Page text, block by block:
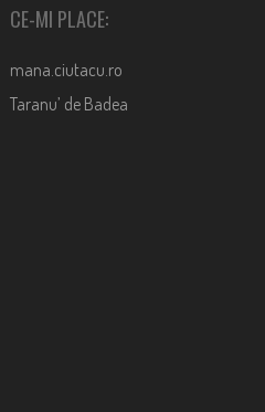
CE-MI PLACE:
mana.ciutacu.ro
Taranu’ de Badea